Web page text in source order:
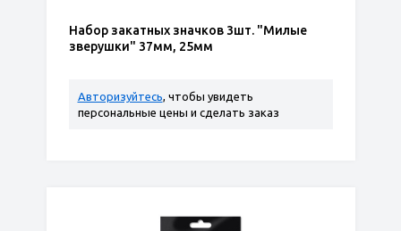
Набор закатных значков 3шт. "Милые
зверушки" 37мм, 25мм
Авторизуйтесь, чтобы увидеть
персональные цены и сделать заказ